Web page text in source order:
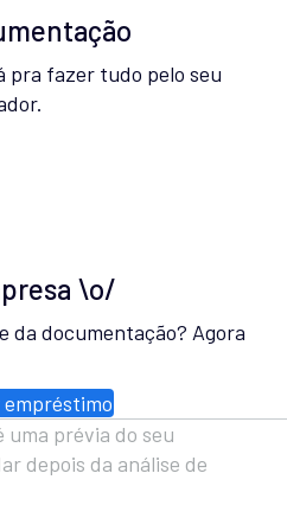
pra fazer tudo pelo seu
\o/
da documentação? Agora
prévia do seu
depois da análise de